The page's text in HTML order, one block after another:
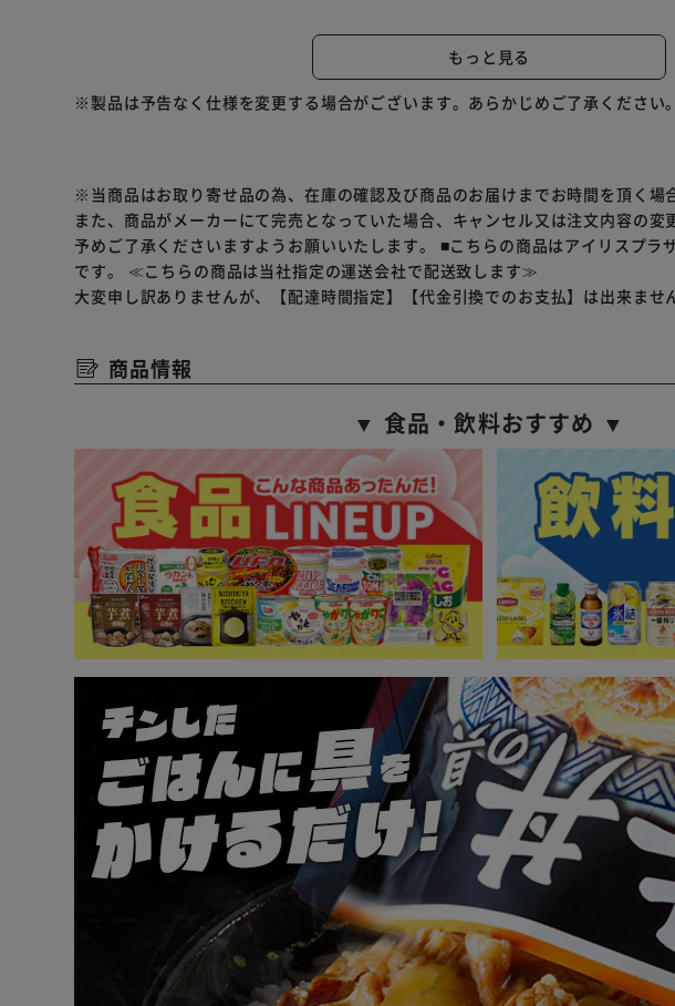
※吉野家製品とアイリスオーヤマのパックご飯は別便での発送となります。
お届けのタイミングに差が生じますので、予めご了承ください。
牛丼の具（大盛）×30食セット＋アイリスオーヤマのパックご飯120g×40パック
もっと見る
※製品は予告なく仕様を変更する場合がございます。あらかじめご了承ください。
※当商品はお取り寄せ品の為、在庫の確認及び商品のお届けまでお時間を頂く場
また、商品がメーカーにて完売となっていた場合、キャンセル又は注文内容の変
予めご了承くださいますようお願いいたします。 ■こちらの商品はアイリスプラ
です。 ≪こちらの商品は当社指定の運送会社で配送致します≫
大変申し訳ありませんが、【配達時間指定】【代金引換でのお支払】は出来ませ
商品情報
▼ 食品・飲料おすすめ ▼